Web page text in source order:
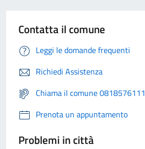
Contatta il comune
Leggi le domande frequenti
Richiedi Assistenza
Chiama il comune 0818576111
Prenota un appuntamento
Problemi in città